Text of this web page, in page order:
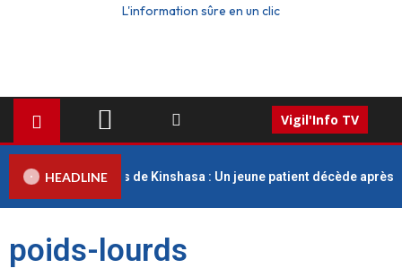
L'information sûre en un clic
Vigil'Info TV
HEADLINE
Universitaires de Kinshasa : Un jeune patient décède après un
poids-lourds